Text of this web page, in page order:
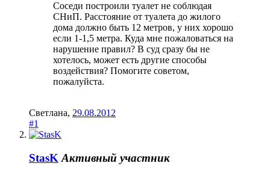
Соседи построили туалет не соблюдая
СНиП. Расстояние от туалета до жилого
дома должно быть 12 метров, у них хорошо
если 1-1,5 метра. Куда мне пожаловаться на
нарушение правил? В суд сразу бы не
хотелось, может есть другие способы
воздействия? Помогите советом,
пожалуйста.
Светлана, 29.08.2012
#1
StasK Активный участник